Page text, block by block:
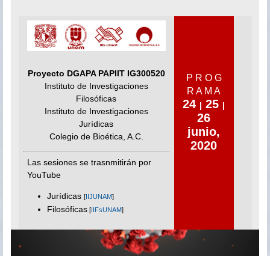
Proyecto DGAPA PAPIIT IG300520
Instituto de Investigaciones
Filosóficas
Instituto de Investigaciones
Jurídicas
Colegio de Bioética, A.C.
Las sesiones se trasnmitirán por
YouTube
Jurídicas [IIJUNAM]
Filosóficas[IIFsUNAM]
P R O G
R A M A
24 | 25 |
26
junio,
2020